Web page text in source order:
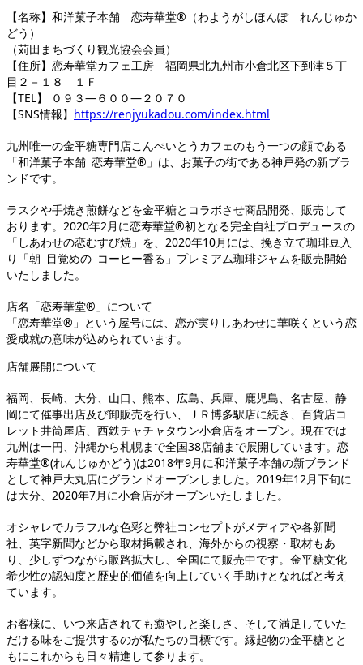
【名称】和洋菓子本舗 恋寿華堂®（わようがしほんぽ れんじゅか
どう）
（苅田まちづくり観光協会会員）
【住所】恋寿華堂カフェ工房 福岡県北九州市小倉北区下到津５丁
目２－１８ １Ｆ
【TEL】 ０９３―６００―２０７０
【SNS情報】 https://renjyukadou.com/index.html
九州唯一の金平糖専門店こんぺいとうカフェのもう一つの顔である
「和洋菓子本舗 恋寿華堂®」は、お菓子の街である神戸発の新ブラ
ンドです。
ラスクや手焼き煎餅などを金平糖とコラボさせ商品開発、販売して
おります。2020年2月に恋寿華堂®初となる完全自社プロデュースの
「しあわせの恋むすび焼」を、2020年10月には、挽き立て珈琲豆入
り「朝 目覚めの コーヒー香る」プレミアム珈琲ジャムを販売開始
いたしました。
店名「恋寿華堂®」について
「恋寿華堂®」という屋号には、恋が実りしあわせに華咲くという恋
愛成就の意味が込められています。
店舗展開について
福岡、長崎、大分、山口、熊本、広島、兵庫、鹿児島、名古屋、静
岡にて催事出店及び卸販売を行い、ＪＲ博多駅店に続き、百貨店コ
レット井筒屋店、西鉄チャチャタウン小倉店をオープン。現在では
九州は一円、沖縄から札幌まで全国38店舗まで展開しています。恋
寿華堂®(れんじゅかどう)は2018年9月に和洋菓子本舗の新ブランド
として神戸大丸店にグランドオープンしました。2019年12月下旬に
は大分、2020年7月に小倉店がオープンいたしました。
オシャレでカラフルな色彩と弊社コンセプトがメディアや各新聞
社、英字新聞などから取材掲載され、海外からの視察・取材もあ
り、少しずつながら販路拡大し、全国にて販売中です。金平糖文化
希少性の認知度と歴史的価値を向上していく手助けとなればと考え
ています。
お客様に、いつ来店されても癒やしと楽しさ、そして満足していた
だける味をご提供するのが私たちの目標です。縁起物の金平糖とと
もにこれからも日々精進して参ります。